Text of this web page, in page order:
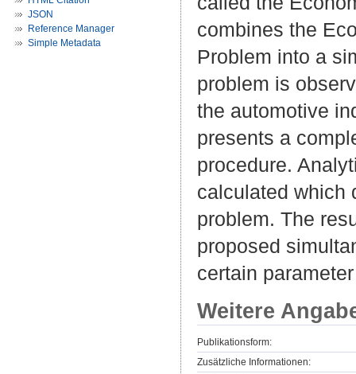
JSON
Reference Manager
Simple Metadata
combines the
Problem into a
problem is
the automotive
presents a
procedure.
calculated which
problem. The
proposed
certain
Weitere
Publikationsform:
Zusätzliche Informationen: